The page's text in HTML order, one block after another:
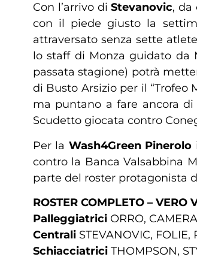
Con l’arrivo diStevanovic, da
con il piede giusto la
attraversato senza sette
lo staff di Monza guidato da
passata stagione) potrà
di Busto Arsizio per il “Trofeo
ma puntano a fare ancora
Scudetto giocata contro
Per la Wash4Green Pinerolo
contro la Banca Valsabbina
parte del roster protagonista
ROSTER COMPLETO – VERO
Palleggiatrici ORRO, CAMERA
Centrali STEVANOVIC, FOLIE,
Schiacciatrici THOMPSON,